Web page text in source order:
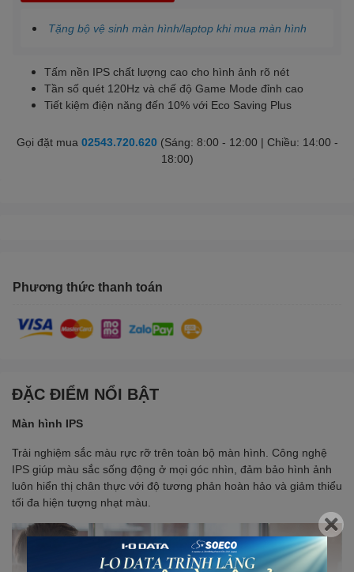
Tặng bộ vệ sinh màn hình/laptop khi mua màn hình
Tấm nền IPS chất lượng cao cho hình ảnh rõ nét
Tần số quét 120Hz và chế độ Game Mode đỉnh cao
Tiết kiệm điện năng đến 10% với Eco Saving Plus
Gọi đặt mua 02543.720.620(Sáng: 8:00 - 12:00 | Chiều: 14:00 -
18:00)
Phương thức thanh toán
ĐẶC ĐIỂM NỔI BẬT
Màn hình IPS
Trải nghiệm sắc màu rực rỡ trên toàn bộ màn hình. Công nghệ
IPS giúp màu sắc sống động ở mọi góc nhìn, đảm bảo hình ảnh
luôn hiển thị chân thực với độ tương phản hoàn hảo và giảm thiểu
tối đa hiện tượng nhạt màu.